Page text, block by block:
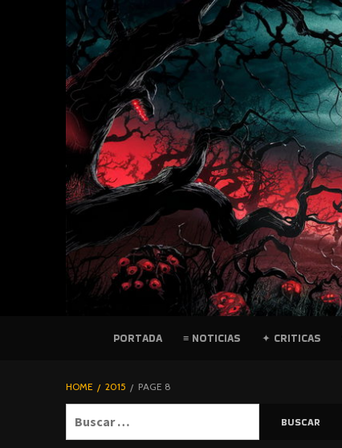
PELICULAS
BLOGHORROR
⋆
PORTADA ≡ NOTICIAS ✦ CRITICAS
HOME 2015 PAGE 8